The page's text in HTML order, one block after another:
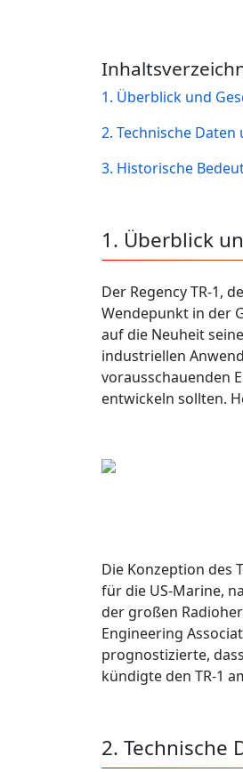
1. Überblick und
2. Technische Daten
3. Historische
1. Überblick
Der Regency TR-1,
Wendepunkt in der
auf die Neuheit
industriellen
vorausschauenden
entwickeln sollten.
Die Konzeption des
für die US-Marine,
der großen
Engineering
prognostizierte,
kündigte den TR-1
2. Technische